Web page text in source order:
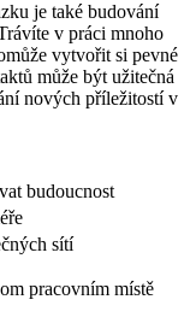
je také budování
v práci mnoho
vytvořit si pevné
může být užitečná
nových příležitostí v
budoucnost
sítí